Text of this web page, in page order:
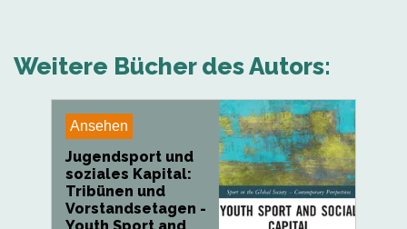
Weitere Bücher des Autors:
Ansehen
Jugendsport und
soziales Kapital:
Tribünen und
Vorstandsetagen -